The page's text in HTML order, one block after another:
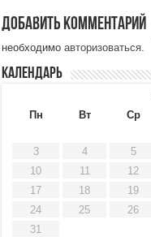
Добавить комментарий
необходимоавторизоваться.
Календарь
Пн
Вт Ср
3
4 5
10
11 12
17
18 19
24
25 26
31